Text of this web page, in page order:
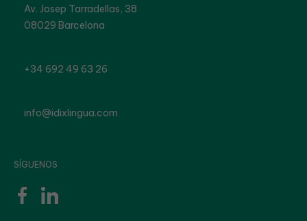
Av. Josep Tarradellas, 38
08029 Barcelona
+34 692 49 63 26
info@idixlingua.com
SÍGUENOS